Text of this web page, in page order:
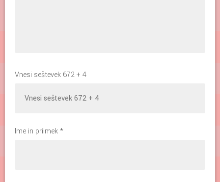
Vnesi seštevek 672 + 4
Ime in priimek*